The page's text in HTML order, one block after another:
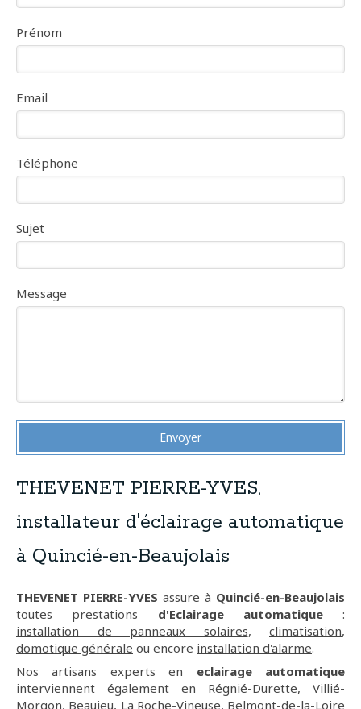
Prénom
Email
Téléphone
Sujet
Message
Envoyer
THEVENET PIERRE-YVES,
installateur d'éclairage automatique
à Quincié-en-Beaujolais
THEVENET PIERRE-YVES assure à Quincié-en-Beaujolais
toutes prestations d'Eclairage automatique:
installation de panneaux solaires, climatisation,
domotique générale ou encore installation d'alarme.
Nos artisans experts en eclairage automatique
interviennent également en Régnié-Durette, Villié-
Morgon, Beaujeu, La Roche-Vineuse, Belmont-de-la-Loire